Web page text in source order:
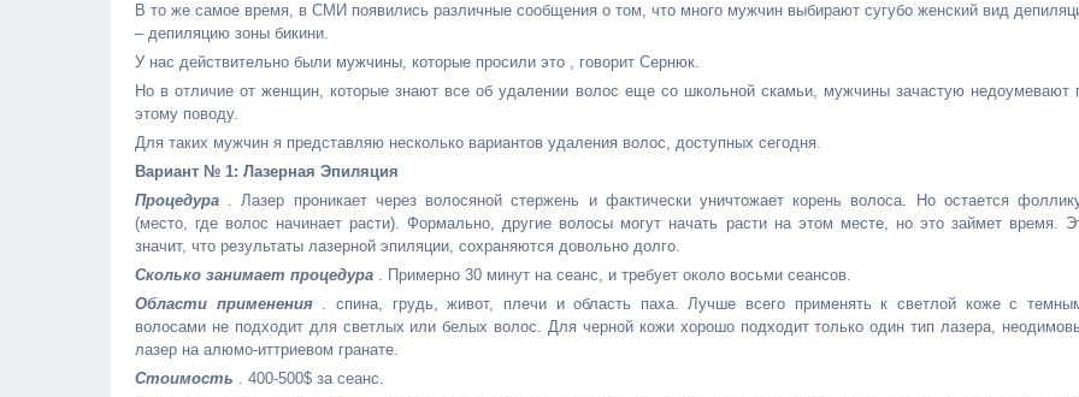
В то же самое время, в СМИ появились различные сообщения о том, что много мужчин выбирают сугубо женский вид
– депиляцию зоны бикини.
У нас действительно были мужчины, которые просили это , говорит Сернюк.
Но в отличие от женщин, которые знают все об удалении волос еще со школьной скамьи, мужчины зачастую недоумевают
этому поводу.
Для таких мужчин я представляю несколько вариантов удаления волос, доступных сегодня.
Вариант № 1: Лазерная Эпиляция
Процедура . Лазер проникает через волосяной стержень и фактически уничтожает корень волоса. Но остается
(место, где волос начинает расти). Формально, другие волосы могут начать расти на этом месте, но это займет время.
значит, что результаты лазерной эпиляции, сохраняются довольно долго.
Сколько занимает процедура . Примерно 30 минут на сеанс, и требует около восьми сеансов.
Области применения. спина, грудь, живот, плечи и область паха. Лучше всего применять к светлой коже с
волосами не подходит для светлых или белых волос. Для черной кожи хорошо подходит только один тип лазера,
лазер на алюмо-иттриевом гранате.
Стоимость . 400-500$ за сеанс.